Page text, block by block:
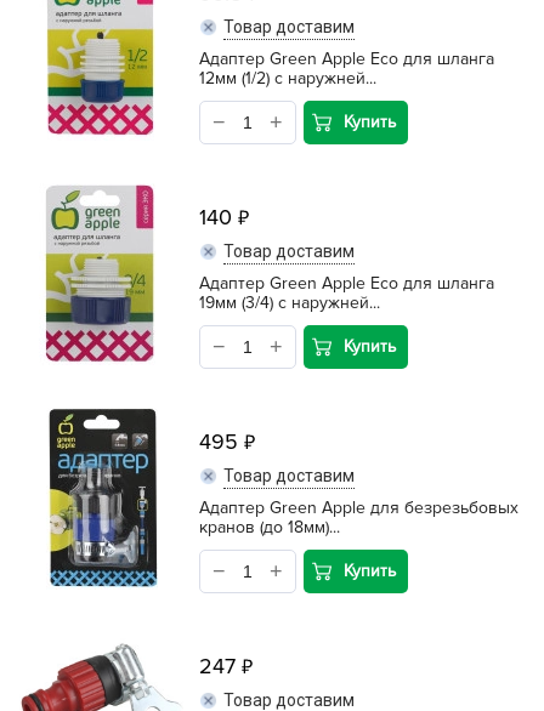
Товар доставим
Адаптер Green Apple Eco для шланга
12мм (1/2) с наружней...
Купить
140
Товар доставим
Адаптер Green Apple Eco для шланга
19мм (3/4) с наружней...
Купить
495
Товар доставим
Адаптер Green Apple для безрезьбовых
кранов (до 18мм)...
Купить
247
Товар доставим